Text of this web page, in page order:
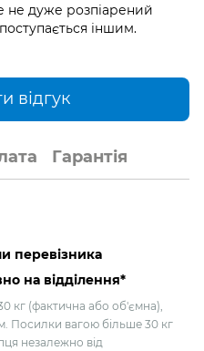
не дуже розпіарений
іншим.
відгук
Гарантія
перевізника
на відділення*
кг (фактична або об'ємна),
Посилки вагою більше 30 кг
незалежно від